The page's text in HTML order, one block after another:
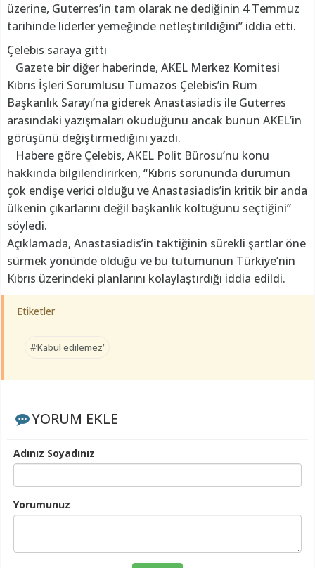
üzerine, Guterres’in tam olarak ne dediğinin 4 Temmuz
tarihinde liderler yemeğinde netleştirildiğini” iddia etti.
Çelebis saraya gitti
Gazete bir diğer haberinde, AKEL Merkez Komitesi
Kıbrıs İşleri Sorumlusu Tumazos Çelebis’in Rum
Başkanlık Sarayı’na giderek Anastasiadis ile Guterres
arasındaki yazışmaları okuduğunu ancak bunun AKEL’in
görüşünü değiştirmediğini yazdı.
Habere göre Çelebis, AKEL Polit Bürosu’nu konu
hakkında bilgilendirirken, “Kıbrıs sorununda durumun
çok endişe verici olduğu ve Anastasiadis’in kritik bir anda
ülkenin çıkarlarını değil başkanlık koltuğunu seçtiğini”
söyledi.
Açıklamada, Anastasiadis’in taktiğinin sürekli şartlar öne
sürmek yönünde olduğu ve bu tutumunun Türkiye’nin
Kıbrıs üzerindeki planlarını kolaylaştırdığı iddia edildi.
Etiketler
#‘Kabul edilemez’
YORUM EKLE
Adınız Soyadınız
Yorumunuz